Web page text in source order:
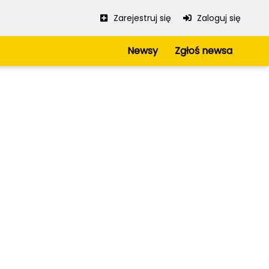
Zarejestruj się Zaloguj się
Serwis
Newsy Zgłoś newsa